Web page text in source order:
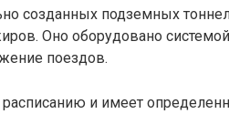
созданных подземных
Оно оборудовано системой
поездов.
и имеет